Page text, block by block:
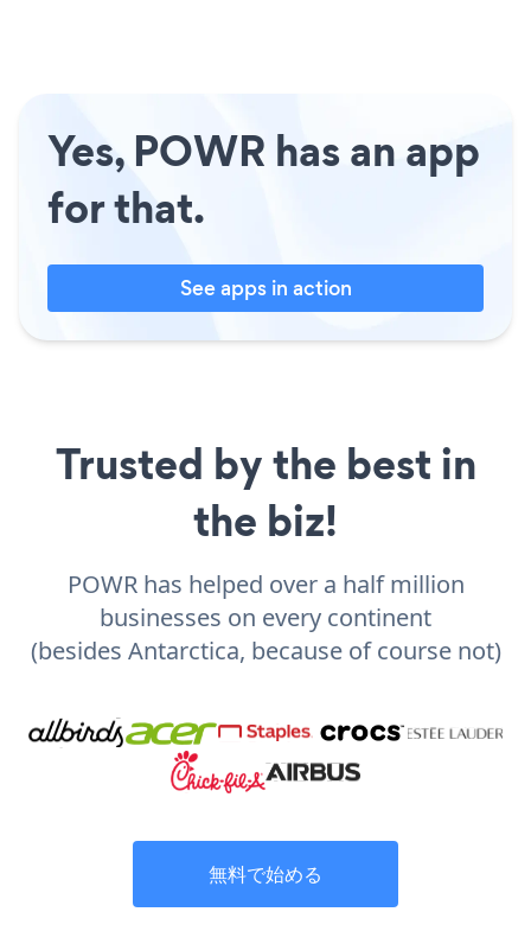
Yes, POWR has an app
for that.
See apps in action
Trusted by the best in
the biz!
POWR has helped over a half million
businesses on every continent
(besides Antarctica, because of course not)
無料で始める